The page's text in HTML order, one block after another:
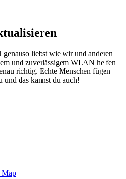
liebst wie wir und anderen
und zuverlässigem WLAN helfen
richtig. Echte Menschen fügen
das kannst du auch!
Map